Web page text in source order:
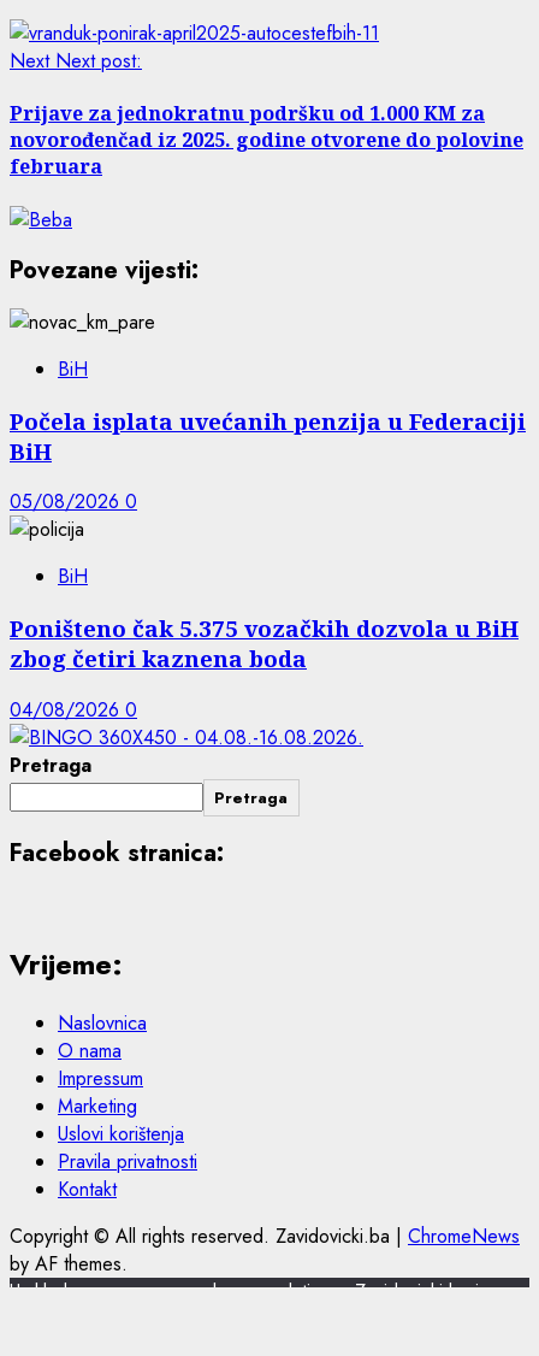
Next Next post:
Prijave za jednokratnu podršku od 1.000 KM za
novorođenčad iz 2025. godine otvorene do polovine
februara
Povezane vijesti:
BiH
Počela isplata uvećanih penzija u Federaciji
BiH
05/08/2026 0
BiH
Poništeno čak 5.375 vozačkih dozvola u BiH
zbog četiri kaznena boda
04/08/2026 0
Pretraga
Pretraga
Facebook stranica:
Vrijeme:
Naslovnica
O nama
Impressum
Marketing
Uslovi korištenja
Pravila privatnosti
Kontakt
Copyright © All rights reserved. Zavidovicki.ba | ChromeNews
by AF themes.
U skladu s novom europskom regulativom, Zavidovicki.ba je